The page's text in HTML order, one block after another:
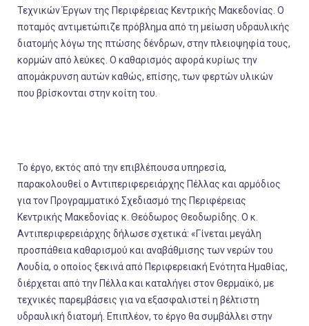
Τεχνικών Έργων της Περιφέρειας Κεντρικής Μακεδονίας. Ο
ποταμός αντιμετώπιζε πρόβλημα από τη μείωση υδραυλικής
διατομής λόγω της πτώσης δένδρων, στην πλειοψηφία τους,
κορμών από λεύκες. Ο καθαρισμός αφορά κυρίως την
απομάκρυνση αυτών καθώς, επίσης, των φερτών υλικών
που βρίσκονται στην κοίτη του.
Το έργο, εκτός από την επιβλέπουσα υπηρεσία,
παρακολουθεί ο Αντιπεριφερειάρχης Πέλλας και αρμόδιος
για τον Προγραμματικό Σχεδιασμό της Περιφέρειας
Κεντρικής Μακεδονίας κ. Θεόδωρος Θεοδωρίδης. Ο κ.
Αντιπεριφερειάρχης δήλωσε σχετικά: «Γίνεται μεγάλη
προσπάθεια καθαρισμού και αναβάθμισης των νερών του
Λουδία, ο οποίος ξεκινά από Περιφερειακή Ενότητα Ημαθίας,
διέρχεται από την Πέλλα και καταλήγει στον Θερμαϊκό, με
τεχνικές παρεμβάσεις για να εξασφαλιστεί η βέλτιστη
υδραυλική διατομή. Επιπλέον, το έργο θα συμβάλλει στην